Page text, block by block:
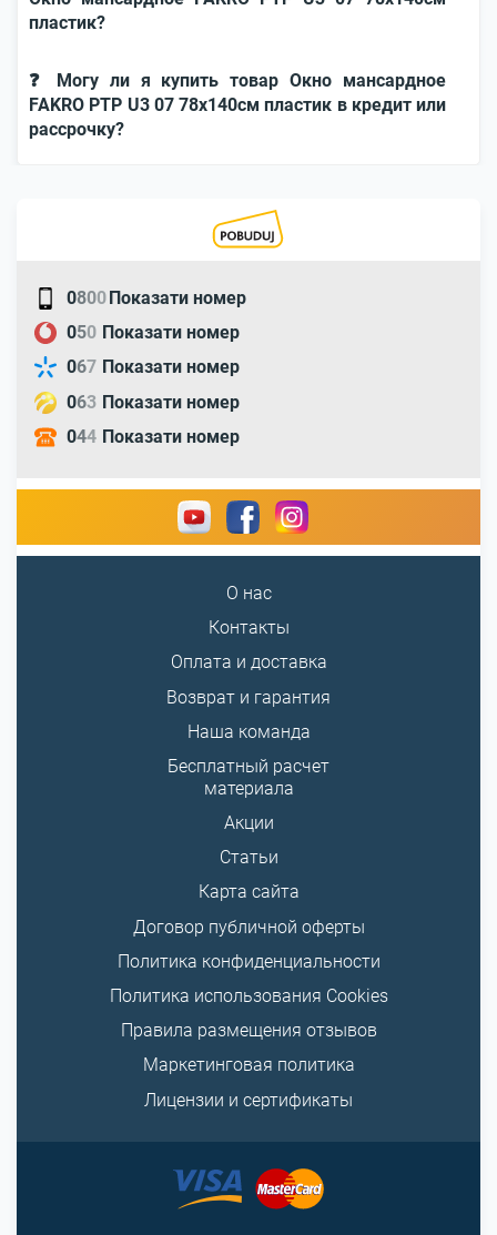
пластик?
❓ Могу ли я купить товар Окно мансардное
FAKRO PTP U3 07 78x140см пластик в кредит или
рассрочку?
0800Показати номер
050 Показати номер
067 Показати номер
063 Показати номер
044 Показати номер
О нас
Контакты
Оплата и доставка
Возврат и гарантия
Наша команда
Бесплатный расчет
материала
Акции
Статьи
Карта сайта
Договор публичной оферты
Политика конфиденциальности
Политика использования Cookies
Правила размещения отзывов
Маркетинговая политика
Лицензии и сертификаты